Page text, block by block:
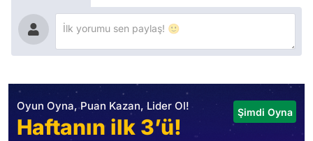
Oyun Oyna, Puan Kazan, Lider Ol!
Haftanın ilk 3’ü!
Şimdi Oyna